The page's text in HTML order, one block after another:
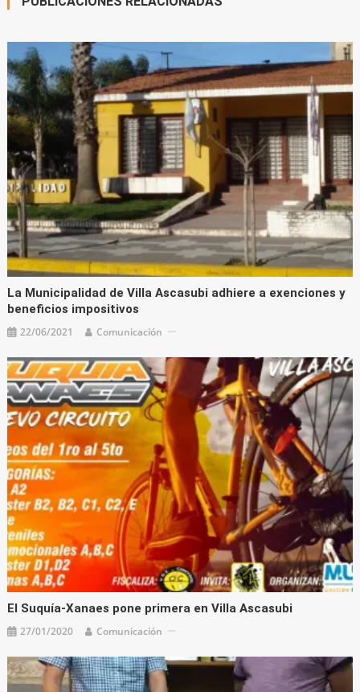
La Municipalidad de Villa Ascasubi adhiere a exenciones y
beneficios impositivos
22/06/2021 Comunicación
El Suquía-Xanaes pone primera en Villa Ascasubi
27/01/2020 Comunicación